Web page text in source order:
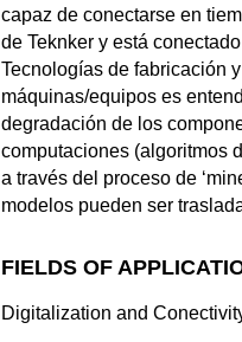
capaz de conectarse en
de Teknker y está
Tecnologías de fabricación
máquinas/equipos es
degradación de los
computaciones (algoritmos
a través del proceso de
modelos pueden ser
FIELDS OF
Digitalization and